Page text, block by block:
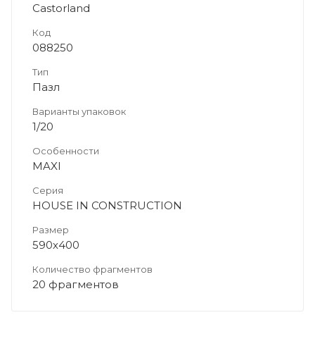
Castorland
Код
088250
Тип
Пазл
Варианты упаковок
1/20
Особенности
MAXI
Серия
HOUSE IN CONSTRUCTION
Размер
590х400
Количество фрагментов
20 фрагментов